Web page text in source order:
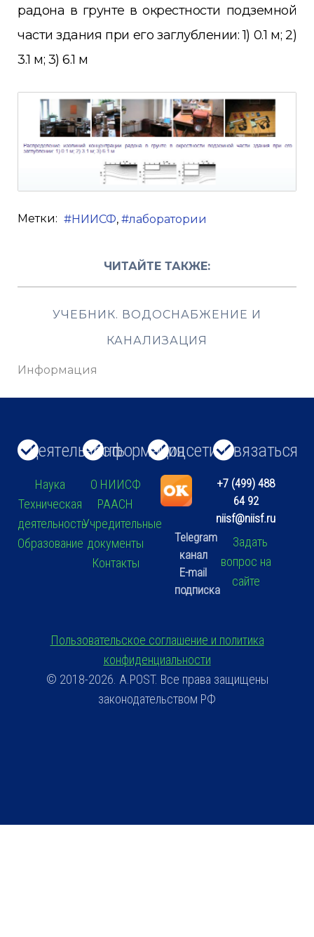
радона в грунте в окрестности подземной
части здания при его заглублении: 1) 0.1 м; 2)
3.1 м; 3) 6.1 м
Метки: НИИСФ лаборатории
ЧИТАЙТЕ ТАКЖЕ:
УЧЕБНИК. ВОДОСНАБЖЕНИЕ И
КАНАЛИЗАЦИЯ
Информация
Деятельность
Наука
Техническая
деятельность
Образование
Информация
О НИИСФ
РААСН
Учредительные
документы
Контакты
Соцсети
Telegram
канал
E-mail
подписка
Связаться
+7 (499) 488
64 92
niisf@niisf.ru
Задать
вопрос на
сайте
Пользовательское соглашение и политика
конфиденциальности
© 2018-2026. A.POST. Все права защищены
законодательством РФ